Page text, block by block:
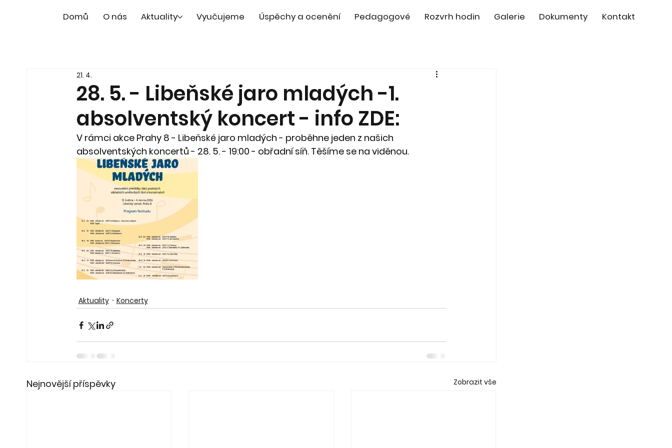
Domů O nás Aktuality Vyučujeme Úspěchy a ocenění Pedagogové Rozvrh hodin Galerie Dokumenty Kontakt
28. 5. - Libeňské jaro mladých -1.
absolventský koncert - info ZDE:
21. 4.
V rámci akce Prahy 8 - Libeňské jaro mladých - proběhne jeden z našich
absolventských koncertů - 28. 5. - 19:00 - obřadní síň. Těšíme se na viděnou.
Aktuality Koncerty
Nejnovější příspěvky Zobrazit vše